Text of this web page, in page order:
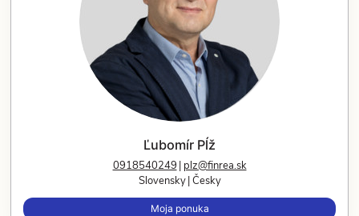
Ľubomír Pĺž
0918540249 plz@finrea.sk
Slovensky Česky
Moja ponuka